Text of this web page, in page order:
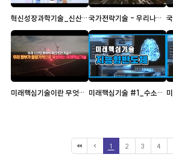
혁신성장과학기술_신산업 BIG 3 국가전략기술 - 우리나라의 우주개발 정책
미래핵심기술이란 무엇인가? 미래핵심기술 #1_수소경제
1 2 3 4